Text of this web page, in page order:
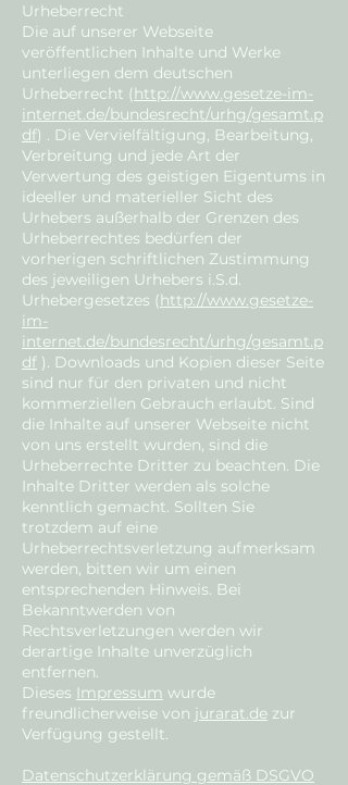
Urheberrecht
Die auf unserer Webseite
veröffentlichen Inhalte und Werke
unterliegen dem deutschen
Urheberrecht (http://www.gesetze-im-
internet.de/bundesrecht/urhg/gesamt.p
df) . Die Vervielfältigung, Bearbeitung,
Verbreitung und jede Art der
Verwertung des geistigen Eigentums in
ideeller und materieller Sicht des
Urhebers außerhalb der Grenzen des
Urheberrechtes bedürfen der
vorherigen schriftlichen Zustimmung
des jeweiligen Urhebers i.S.d.
Urhebergesetzes (http://www.gesetze-
im-
internet.de/bundesrecht/urhg/gesamt.p
df ). Downloads und Kopien dieser Seite
sind nur für den privaten und nicht
kommerziellen Gebrauch erlaubt. Sind
die Inhalte auf unserer Webseite nicht
von uns erstellt wurden, sind die
Urheberrechte Dritter zu beachten. Die
Inhalte Dritter werden als solche
kenntlich gemacht. Sollten Sie
trotzdem auf eine
Urheberrechtsverletzung aufmerksam
werden, bitten wir um einen
entsprechenden Hinweis. Bei
Bekanntwerden von
Rechtsverletzungen werden wir
derartige Inhalte unverzüglich
entfernen.
Dieses Impressum wurde
freundlicherweise von jurarat.de zur
Verfügung gestellt.
Datenschutzerklärung gemäß DSGVO